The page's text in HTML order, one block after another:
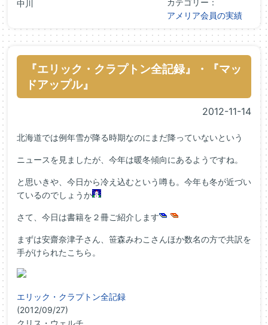
中川
カテゴリー：
アメリア会員の実績
『エリック・クラプトン全記録』・『マッ
ドアップル』
2012-11-14
北海道では例年雪が降る時期なのにまだ降っていないという
ニュースを見ましたが、今年は暖冬傾向にあるようですね。
と思いきや、今日から冷え込むという噂も。今年も冬が近づい
ているのでしょうか
さて、今日は書籍を２冊ご紹介します
まずは安齋奈津子さん、笹森みわこさんほか数名の方で共訳を
手がけられたこちら。
エリック・クラプトン全記録
(2012/09/27)
クリス・ウェルチ